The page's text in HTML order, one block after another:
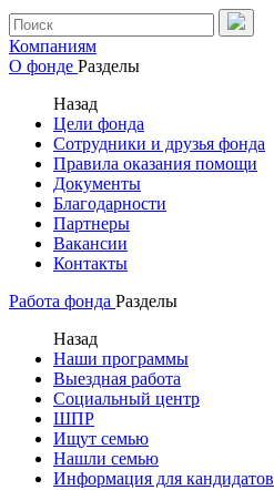
Компаниям
О фонде Разделы
Назад
Цели фонда
Сотрудники и друзья фонда
Правила оказания помощи
Документы
Благодарности
Партнеры
Вакансии
Контакты
Работа фонда Разделы
Назад
Наши программы
Выездная работа
Социальный центр
ШПР
Ищут семью
Нашли семью
Информация для кандидатов